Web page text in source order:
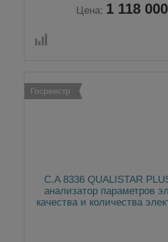
Цена: 1 118 000
Госреестр
C.A 8336 QUALISTAR
анализатор параметров
качества и количества